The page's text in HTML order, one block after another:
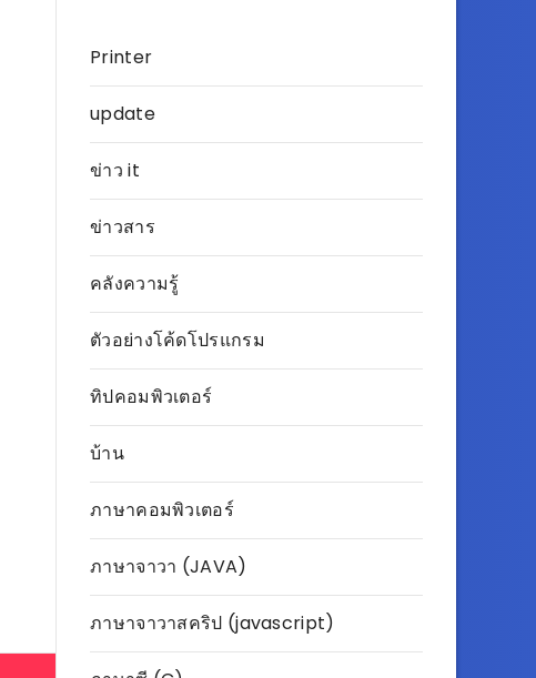
Printer
update
ข่าว it
ข่าวสาร
คลังความรู้
ตัวอย่างโค้ดโปรแกรม
ทิปคอมพิวเตอร์
บ้าน
ภาษาคอมพิวเตอร์
ภาษาจาวา (JAVA)
ภาษาจาวาสคริป (javascript)